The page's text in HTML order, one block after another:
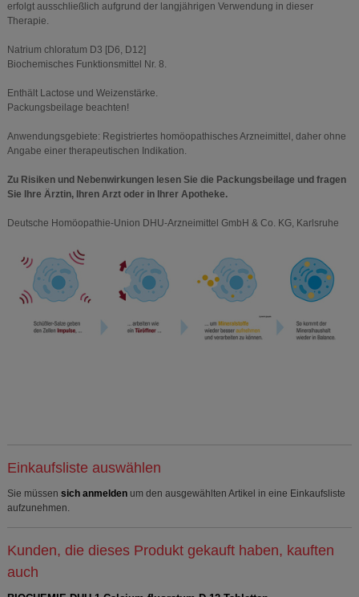
erfolgt ausschließlich aufgrund der langjährigen Verwendung in dieser
Therapie.
Natrium chloratum D3 [D6, D12]
Biochemisches Funktionsmittel Nr. 8.
Enthält Lactose und Weizenstärke.
Packungsbeilage beachten!
Anwendungsgebiete: Registriertes homöopathisches Arzneimittel, daher ohne
Angabe einer therapeutischen Indikation.
Zu Risiken und Nebenwirkungen lesen Sie die Packungsbeilage und fragen
Sie Ihre Ärztin, Ihren Arzt oder in Ihrer Apotheke.
Deutsche Homöopathie-Union DHU-Arzneimittel GmbH & Co. KG, Karlsruhe
Einkaufsliste auswählen
Sie müssen sich anmelden um den ausgewählten Artikel in eine Einkaufsliste
aufzunehmen.
Kunden, die dieses Produkt gekauft haben, kauften
auch